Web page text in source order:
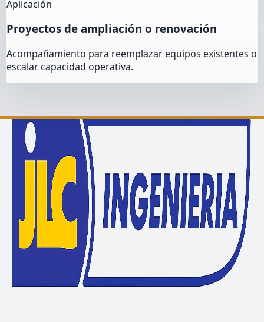
Aplicación
Proyectos de ampliación o renovación
Acompañamiento para reemplazar equipos existentes o
escalar capacidad operativa.